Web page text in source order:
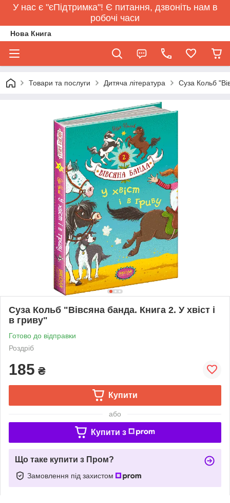
У нас є "єПідтримка"! Є питання, дзвоніть нам в
робочі часи
Нова Книга
Товари та послуги Дитяча література Суза Кольб
Суза Кольб "Вівсяна банда. Книга 2. У хвіст і
в гриву"
Готово до відправки
Роздріб
185 ₴
Купити
або
Купити з
Що таке купити з Пром?
Замовлення під захистом